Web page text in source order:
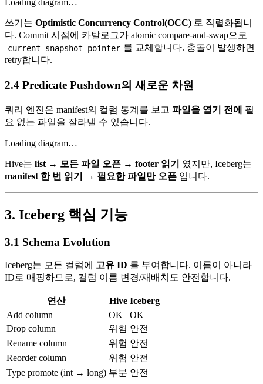
Loading diagram…
쓰기는 Optimistic Concurrency Control(OCC) 로 직렬화됩니
다. Commit 시점에 카탈로그가 atomic compare-and-swap으로
current snapshot pointer 를 교체합니다. 충돌이 발생하면
retry합니다.
2.4 Predicate Pushdown의 새로운 차원
쿼리 엔진은 manifest의 컬럼 통계를 보고 파일을 열기 전에
필
요 없는 파일을 잘라낼 수 있습니다.
Loading diagram…
Hive는 list → 모든 파일 오픈 → footer 읽기
였지만, Iceberg는
manifest 한 번 읽기 → 필요한 파일만 오픈 입니다.
3. Iceberg 핵심 기능
3.1 Schema Evolution
Iceberg는 모든 컬럼에 고유 ID 를 부여합니다. 이름이 아니라
ID로 매핑하므로, 컬럼 이름 변경/재배치도 안전합니다.
연산 Hive Iceberg
Add column
OK
OK
Drop column
위험 안전
Rename column
위험 안전
Reorder column
위험 안전
Type promote (int → long) 부분 안전